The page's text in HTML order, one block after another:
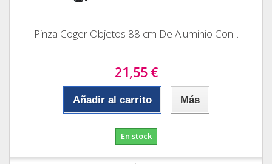
Pinza Coger Objetos 88 cm De Aluminio Con...
21,55 €
Añadir al carrito Más
En stock